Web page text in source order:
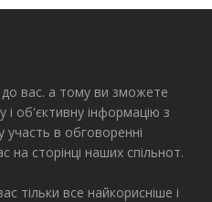
post:
вас. а тому ви зможете
і об'єктивну інформацію з
в обговоренні
на сторінці наших спільнот.
тільки все найкорисніше і